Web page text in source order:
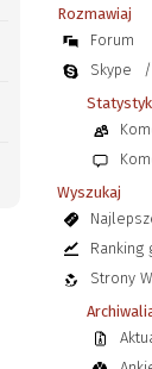
Rozmawiaj
Forum
Skype
/
Wyszukaj
Ranking
Strony